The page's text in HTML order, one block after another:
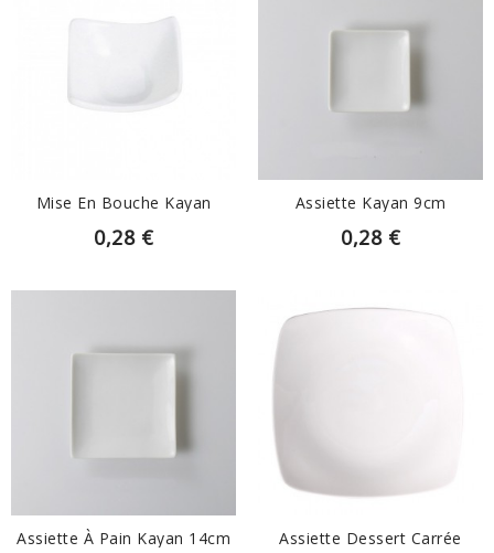
EN SAVOIR PLUS
Mise En Bouche Kayan
0,28 €
EN SAVOIR PLUS
Assiette Kayan 9cm
0,28 €
Assiette À Pain Kayan 14cm Assiette Dessert Carrée